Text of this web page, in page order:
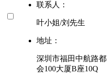
联系人：
叶小姐/刘先生
地址：
深圳市福田中航路都
会100大厦B座10Q